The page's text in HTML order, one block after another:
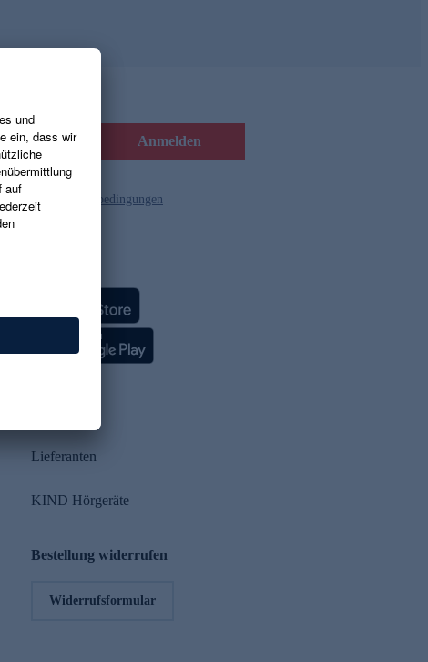
Anmelden
und die Gutscheinbedingungen
Lieferanten
KIND Hörgeräte
Bestellung widerrufen
Widerrufsformular